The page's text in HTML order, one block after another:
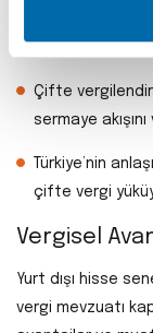
netleşir;
yapabilir.
Çifte
sermaye
Türkiye’nin
çifte vergi
Vergisel
Yurt dışı hisse
vergi mevzuatı